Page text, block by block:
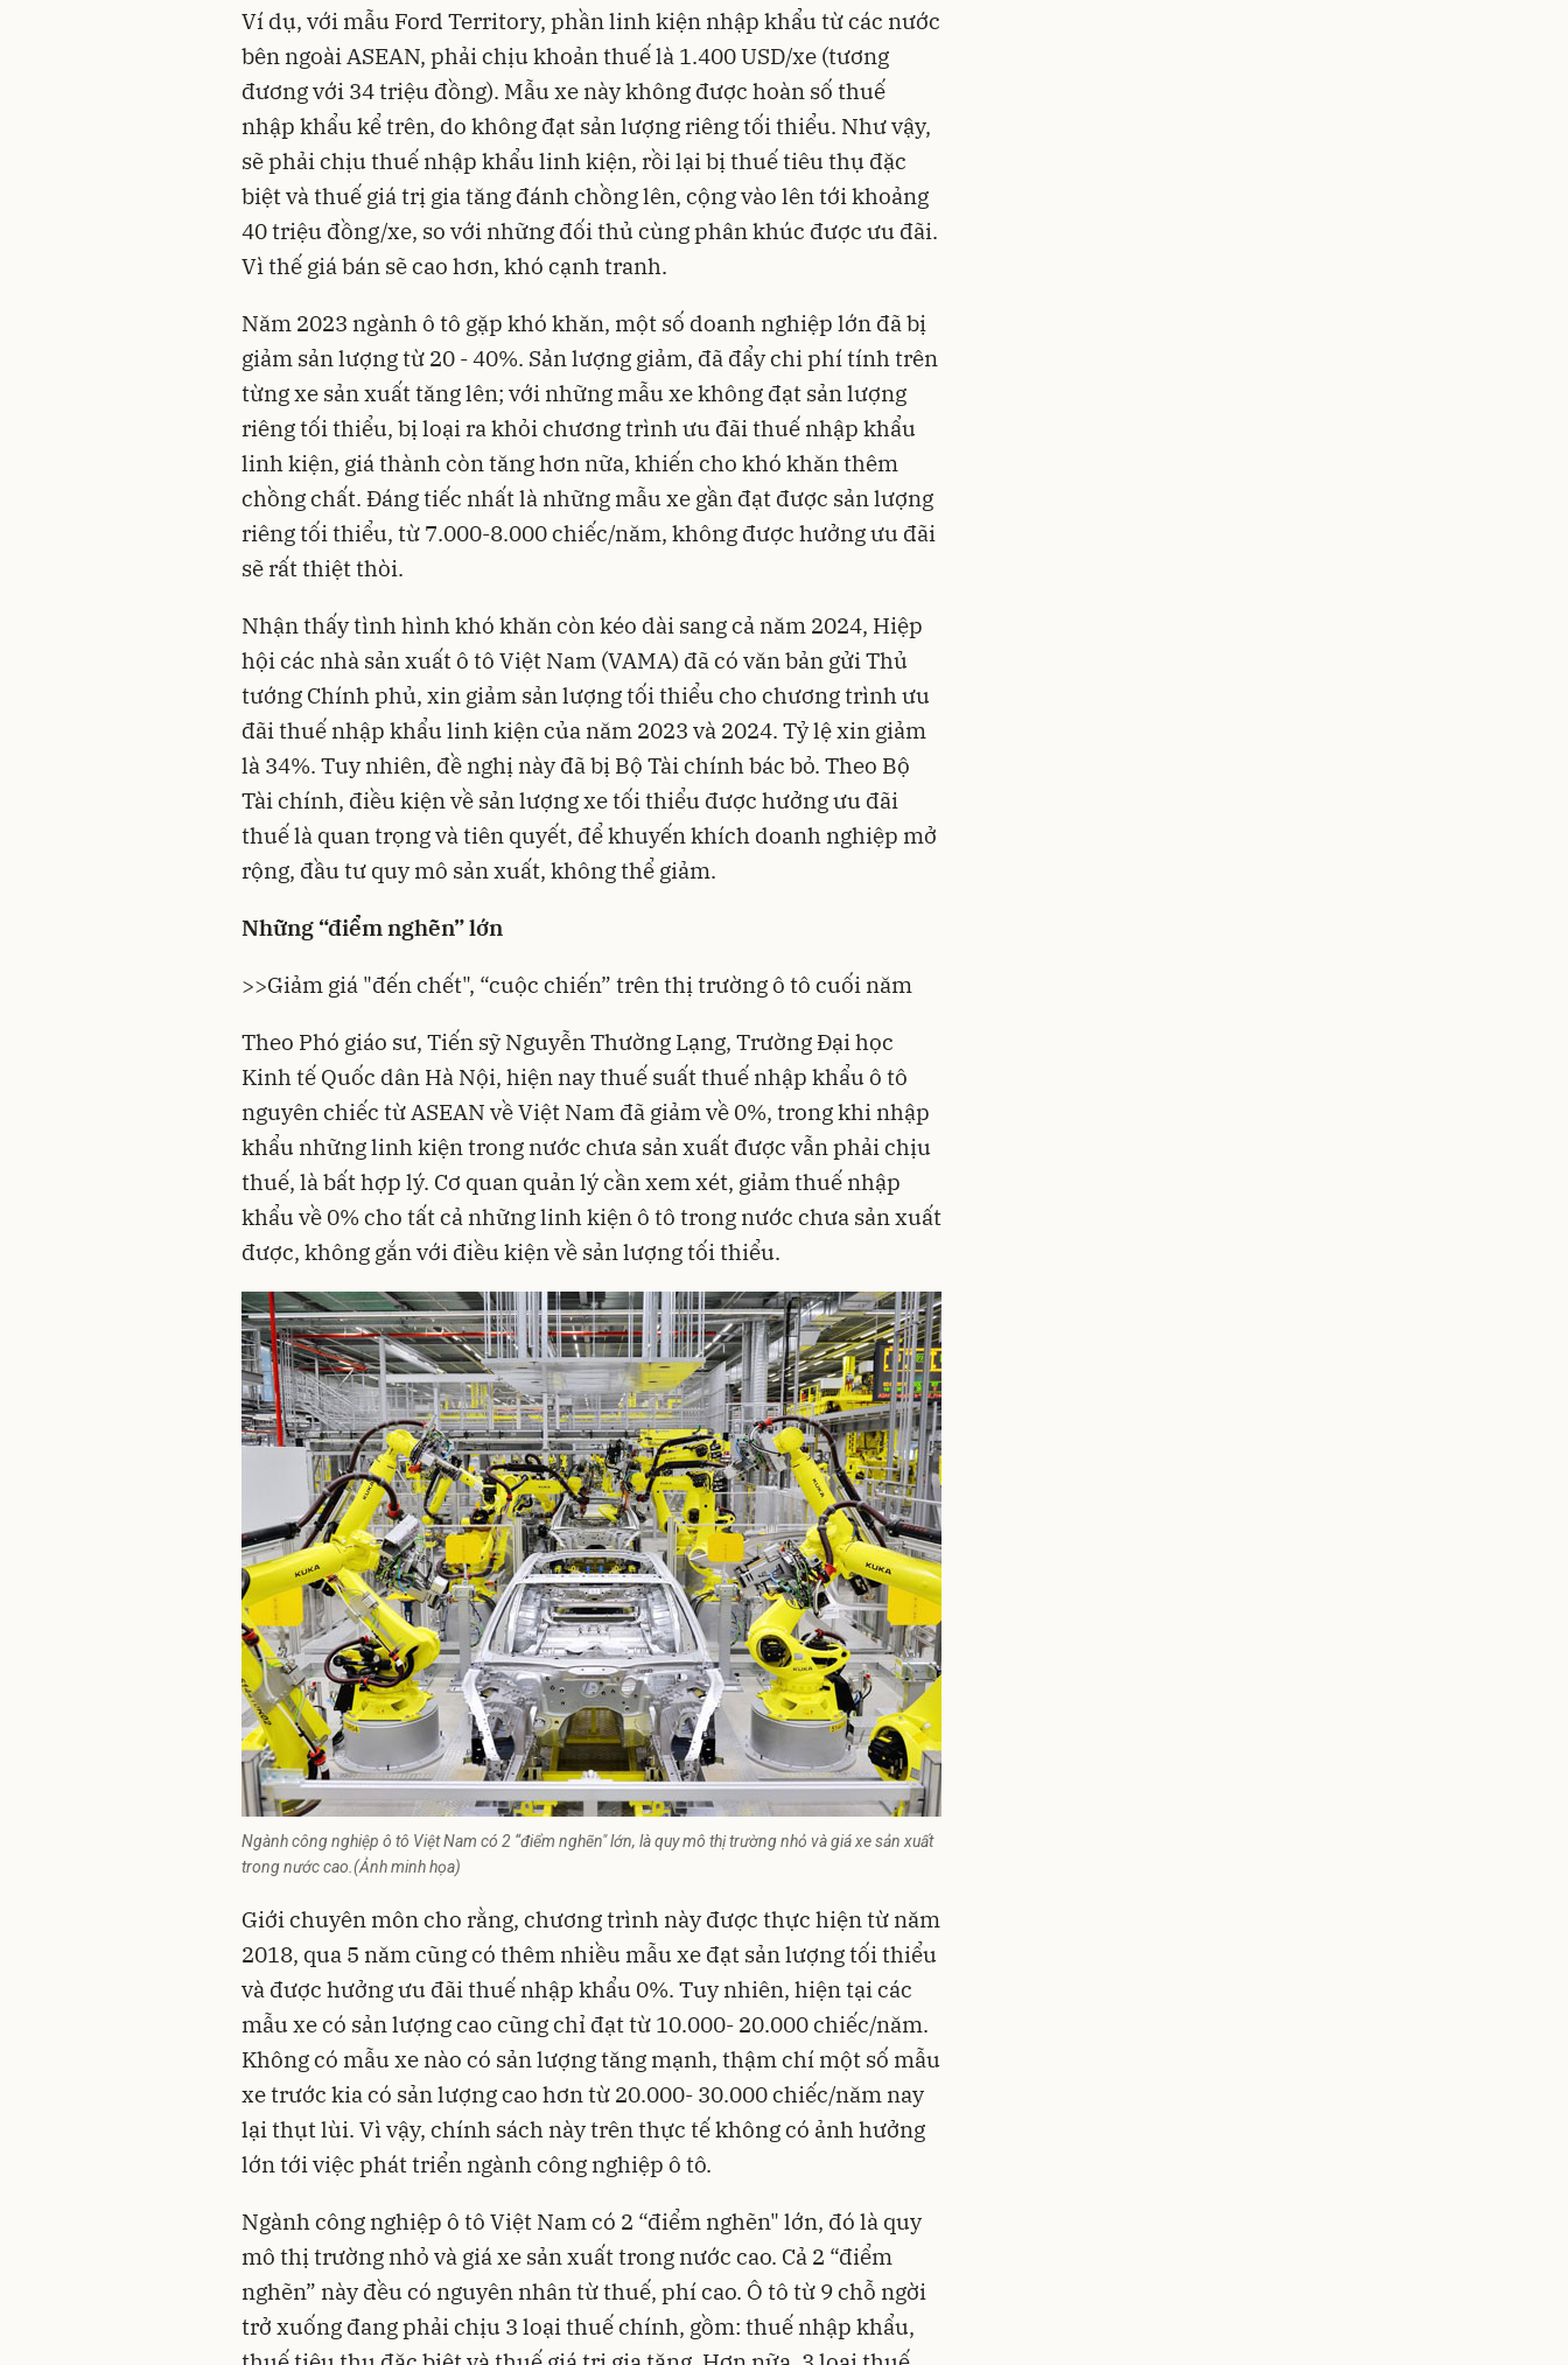
Ví dụ, với mẫu Ford Territory, phần linh kiện nhập khẩu từ các nước
bên ngoài ASEAN, phải chịu khoản thuế là 1.400 USD/xe (tương
đương với 34 triệu đồng). Mẫu xe này không được hoàn số thuế
nhập khẩu kể trên, do không đạt sản lượng riêng tối thiểu. Như vậy,
sẽ phải chịu thuế nhập khẩu linh kiện, rồi lại bị thuế tiêu thụ đặc
biệt và thuế giá trị gia tăng đánh chồng lên, cộng vào lên tới khoảng
40 triệu đồng/xe, so với những đối thủ cùng phân khúc được ưu đãi.
Vì thế giá bán sẽ cao hơn, khó cạnh tranh.
Năm 2023 ngành ô tô gặp khó khăn, một số doanh nghiệp lớn đã bị
giảm sản lượng từ 20 - 40%. Sản lượng giảm, đã đẩy chi phí tính trên
từng xe sản xuất tăng lên; với những mẫu xe không đạt sản lượng
riêng tối thiểu, bị loại ra khỏi chương trình ưu đãi thuế nhập khẩu
linh kiện, giá thành còn tăng hơn nữa, khiến cho khó khăn thêm
chồng chất. Đáng tiếc nhất là những mẫu xe gần đạt được sản lượng
riêng tối thiểu, từ 7.000-8.000 chiếc/năm, không được hưởng ưu đãi
sẽ rất thiệt thòi.
Nhận thấy tình hình khó khăn còn kéo dài sang cả năm 2024, Hiệp
hội các nhà sản xuất ô tô Việt Nam (VAMA) đã có văn bản gửi Thủ
tướng Chính phủ, xin giảm sản lượng tối thiểu cho chương trình ưu
đãi thuế nhập khẩu linh kiện của năm 2023 và 2024. Tỷ lệ xin giảm
là 34%. Tuy nhiên, đề nghị này đã bị Bộ Tài chính bác bỏ. Theo Bộ
Tài chính, điều kiện về sản lượng xe tối thiểu được hưởng ưu đãi
thuế là quan trọng và tiên quyết, để khuyến khích doanh nghiệp mở
rộng, đầu tư quy mô sản xuất, không thể giảm.
Những “điểm nghẽn” lớn
>>Giảm giá "đến chết", “cuộc chiến” trên thị trường ô tô cuối năm
Theo Phó giáo sư, Tiến sỹ Nguyễn Thường Lạng, Trường Đại học
Kinh tế Quốc dân Hà Nội, hiện nay thuế suất thuế nhập khẩu ô tô
nguyên chiếc từ ASEAN về Việt Nam đã giảm về 0%, trong khi nhập
khẩu những linh kiện trong nước chưa sản xuất được vẫn phải chịu
thuế, là bất hợp lý. Cơ quan quản lý cần xem xét, giảm thuế nhập
khẩu về 0% cho tất cả những linh kiện ô tô trong nước chưa sản xuất
được, không gắn với điều kiện về sản lượng tối thiểu.
Ngành công nghiệp ô tô Việt Nam có 2 “điểm nghẽn" lớn, là quy mô thị trường nhỏ và giá xe sản xuất
trong nước cao.(Ảnh minh họa)
Giới chuyên môn cho rằng, chương trình này được thực hiện từ năm
2018, qua 5 năm cũng có thêm nhiều mẫu xe đạt sản lượng tối thiểu
và được hưởng ưu đãi thuế nhập khẩu 0%. Tuy nhiên, hiện tại các
mẫu xe có sản lượng cao cũng chỉ đạt từ 10.000- 20.000 chiếc/năm.
Không có mẫu xe nào có sản lượng tăng mạnh, thậm chí một số mẫu
xe trước kia có sản lượng cao hơn từ 20.000- 30.000 chiếc/năm nay
lại thụt lùi. Vì vậy, chính sách này trên thực tế không có ảnh hưởng
lớn tới việc phát triển ngành công nghiệp ô tô.
Ngành công nghiệp ô tô Việt Nam có 2 “điểm nghẽn" lớn, đó là quy
mô thị trường nhỏ và giá xe sản xuất trong nước cao. Cả 2 “điểm
nghẽn” này đều có nguyên nhân từ thuế, phí cao. Ô tô từ 9 chỗ ngời
trở xuống đang phải chịu 3 loại thuế chính, gồm: thuế nhập khẩu,